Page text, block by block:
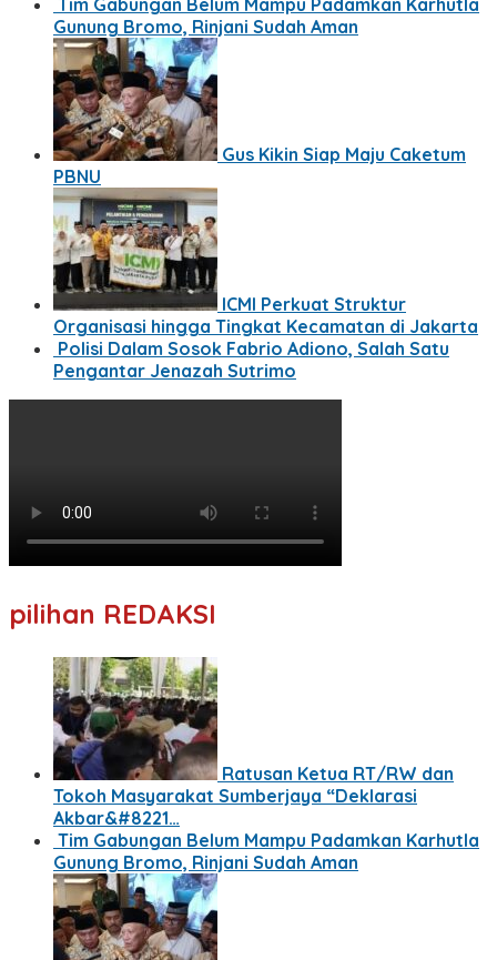
Gunung Bromo, Rinjani Sudah Aman
Gus Kikin Siap Maju Caketum
PBNU
ICMI Perkuat Struktur
Organisasi hingga Tingkat Kecamatan di Jakarta
Polisi Dalam Sosok Fabrio Adiono, Salah Satu
Pengantar Jenazah Sutrimo
pilihan REDAKSI
Ratusan Ketua RT/RW dan
Tokoh Masyarakat Sumberjaya “Deklarasi
Akbar&#8221…
Tim Gabungan Belum Mampu Padamkan Karhutla
Gunung Bromo, Rinjani Sudah Aman